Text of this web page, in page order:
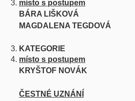
místo s postupem
BÁRA LIŠKOVÁ
MAGDALENA TEGDOVÁ
KATEGORIE
místo s postupem
KRYŠTOF NOVÁK
ČESTNÉ UZNÁNÍ